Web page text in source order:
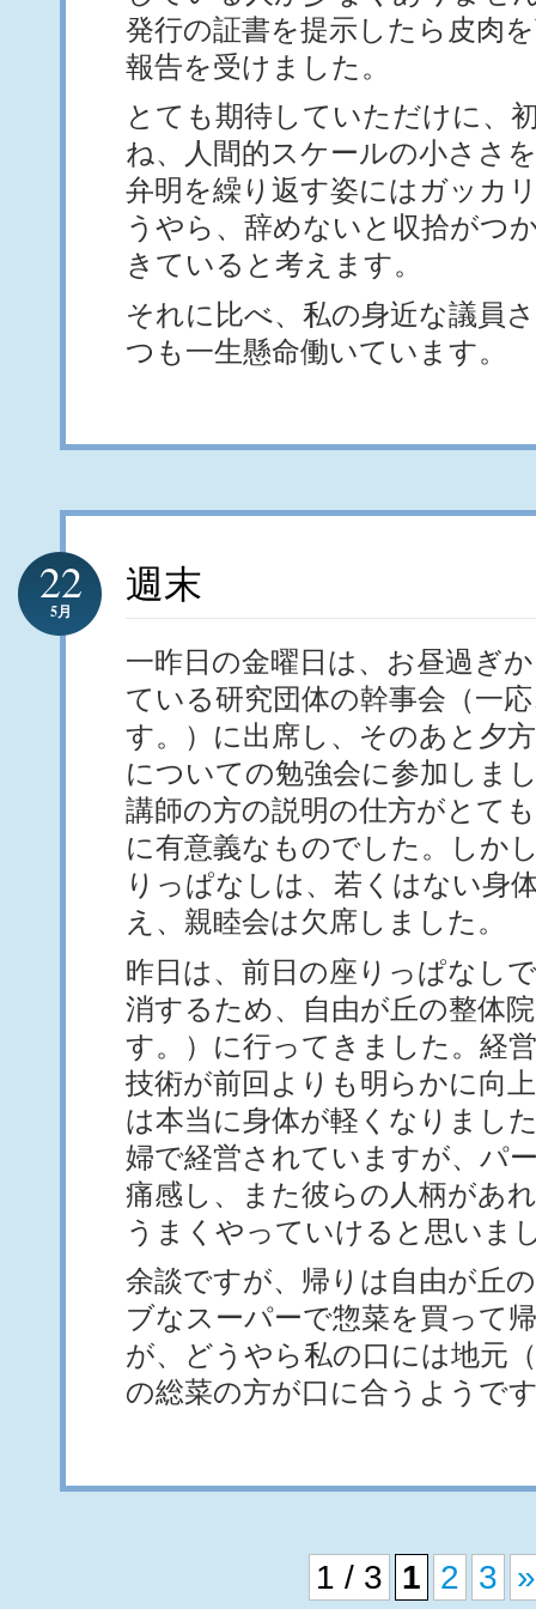
発行の証書を提示したら皮肉
報告を受けました。
とても期待していただけに、
ね、人間的スケールの小ささ
弁明を繰り返す姿にはガッカ
うやら、辞めないと収拾がつ
きていると考えます。
それに比べ、私の身近な議員
つも一生懸命働いています。
週末
22
5月
一昨日の金曜日は、お昼過ぎ
ている研究団体の幹事会（一
す。）に出席し、そのあと夕
についての勉強会に参加しま
講師の方の説明の仕方がとて
に有意義なものでした。しか
りっぱなしは、若くはない身
え、親睦会は欠席しました。
昨日は、前日の座りっぱなし
消するため、自由が丘の整体
す。）に行ってきました。経
技術が前回よりも明らかに向
は本当に身体が軽くなりまし
婦で経営されていますが、パ
痛感し、また彼らの人柄があ
うまくやっていけると思いま
余談ですが、帰りは自由が丘
ブなスーパーで惣菜を買って
が、どうやら私の口には地元
の総菜の方が口に合うようで
1 / 3 1 2 3 »